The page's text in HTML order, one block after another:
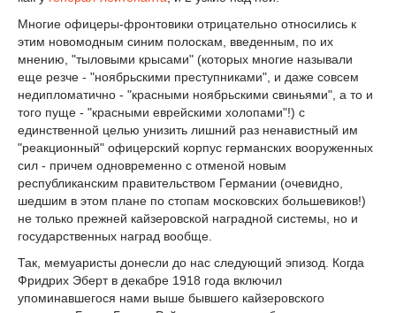
Многие офицеры-фронтовики отрицательно относились к
этим новомодным синим полоскам, введенным, по их
мнению, "тыловыми крысами" (которых многие называли
еще резче - "ноябрьскими преступниками", и даже совсем
недипломатично - "красными ноябрьскими свиньями", а то и
того пуще - "красными еврейскими холопами"!) с
единственной целью унизить лишний раз ненавистный им
"реакционный" офицерский корпус германских вооруженных
сил - причем одновременно с отменой новым
республиканским правительством Германии (очевидно,
шедшим в этом плане по стопам московских большевиков!)
не только прежней кайзеровской наградной системы, но и
государственных наград вообще.
Так, мемуаристы донесли до нас следующий эпизод. Когда
Фридрих Эберт в декабре 1918 года включил
упоминавшегося нами выше бывшего кайзеровского